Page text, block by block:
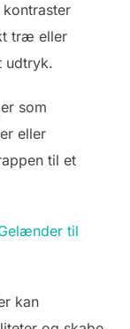
træ eller
udtryk.
som
eller
til et
til
kan